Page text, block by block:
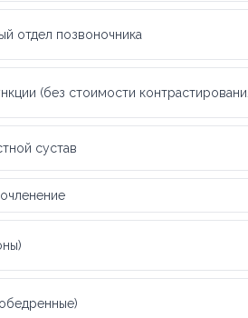
отдел позвоночника
(без стоимости
сустав